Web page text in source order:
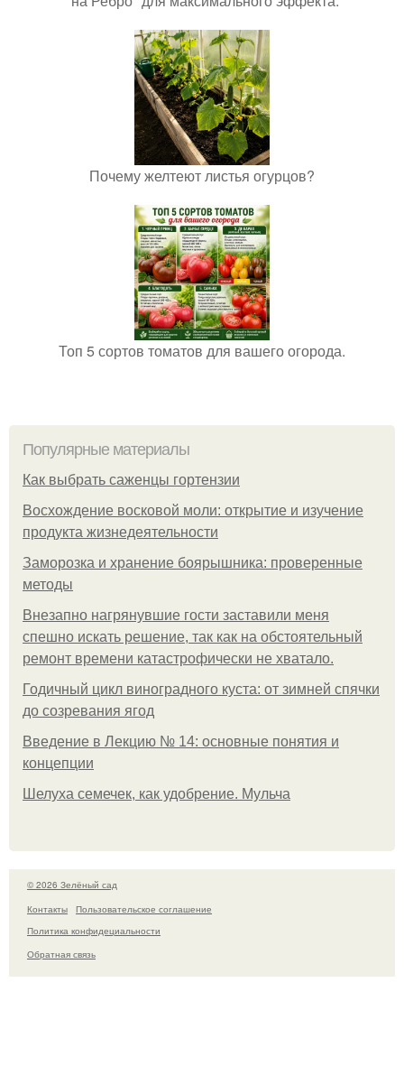
Почему желтеют листья огурцов?
Топ 5 сортов томатов для вашего огорода.
Популярные материалы
Как выбрать саженцы гортензии
Восхождение восковой моли: открытие и изучение
продукта жизнедеятельности
Заморозка и хранение боярышника: проверенные
методы
Внезапно нагрянувшие гости заставили меня
спешно искать решение, так как на обстоятельный
ремонт времени катастрофически не хватало.
Годичный цикл виноградного куста: от зимней спячки
до созревания ягод
Введение в Лекцию № 14: основные понятия и
концепции
Шелуха семечек, как удобрение. Мульча
© 2026 Зелёный сад
Контакты
Пользовательское соглашение
Политика конфидециальности
Обратная связь